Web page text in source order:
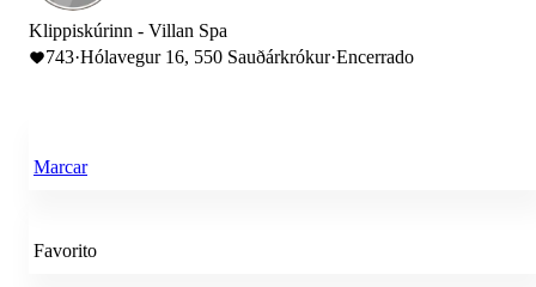
Klippiskúrinn - Villan Spa
743·Hólavegur 16, 550 Sauðárkrókur·Encerrado
Marcar
Favorito